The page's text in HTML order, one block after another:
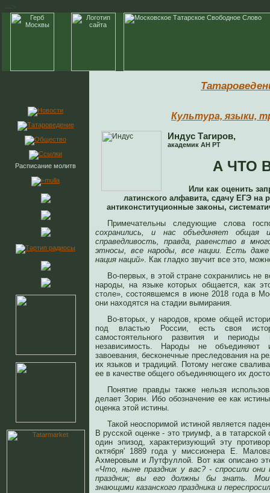
Расписание молитв
Культура, языки,
Индус Тагиров,
академик АН РТ
А ЧТО
Или как оценить
латинского алфавита, сдачу ЕГЭ на
антиконституционные законы,
Примечательны следующие слова
сохранились, и нас объединяет общая
справедливость, правда, равенство в
этносы, все народы, все нации. Есть
нация наций». Как гладко звучит все это,
Во-первых, в этой стране сохранились не
народы, на языке которых общается, как
столе», состоявшемся в июне 2018 года в
они находятся на стадии вымирания.
Во-вторых, у народов, кроме общей
под властью России, есть своя
самостоятельного развития и
независимость. Народы не объединяют
завоевания, бесконечные преследования на
их языков и традиций. Потому негоже
ее в качестве общего объединяющего их
Понятие правды также нельзя
делает Зорин. Ибо обозначение ее как
оценка этой истины.
Такой неоспоримой истиной является
В русской оценке - это триумф, а в татарской
один эпизод, характеризующий эту
октября' 1889 года у миссионера Е.
Ахмеровым и Лутфуллой. Вот как описано
«Что, ныне праздник у вас? - спросили они
праздник; вы его должны бы знать. Мои
знающими казанского праздника и